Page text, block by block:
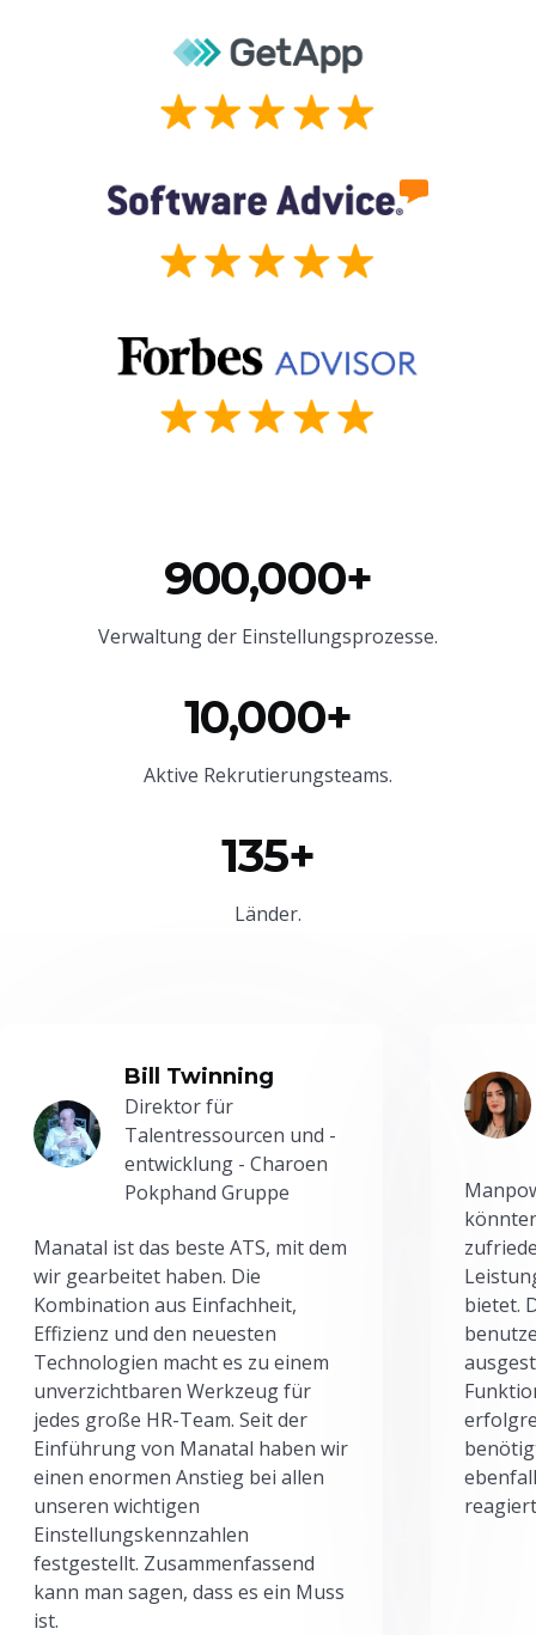
900,000+
Verwaltung der Einstellungsprozesse.
10,000+
Aktive Rekrutierungsteams.
135+
Länder.
Bill Twinning
Direktor für
Talentressourcen und -
entwicklung - Charoen
Pokphand Gruppe
Manatal ist das beste ATS, mit dem
wir gearbeitet haben. Die
Kombination aus Einfachheit,
Effizienz und den neuesten
Technologien macht es zu einem
unverzichtbaren Werkzeug für
jedes große HR-Team. Seit der
Einführung von Manatal haben wir
einen enormen Anstieg bei allen
unseren wichtigen
Einstellungskennzahlen
festgestellt. Zusammenfassend
kann man sagen, dass es ein Muss
ist.
bietet.